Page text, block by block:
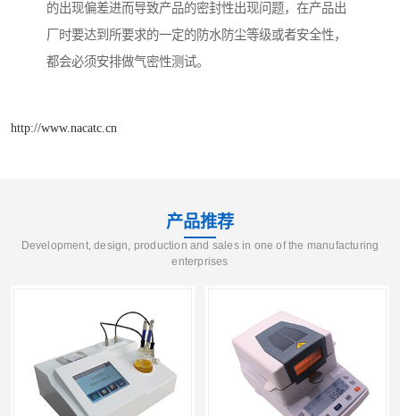
的出现偏差进而导致产品的密封性出现问题，在产品出
厂时要达到所要求的一定的防水防尘等级或者安全性，
都会必须安排做气密性测试。
http://www.nacatc.cn
产品推荐
Development, design, production and sales in one of the manufacturing
enterprises